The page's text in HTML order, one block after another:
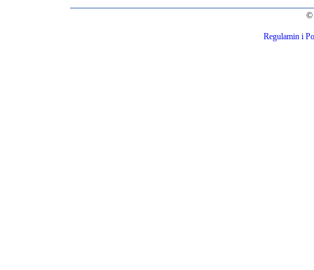
©
Regulamin i